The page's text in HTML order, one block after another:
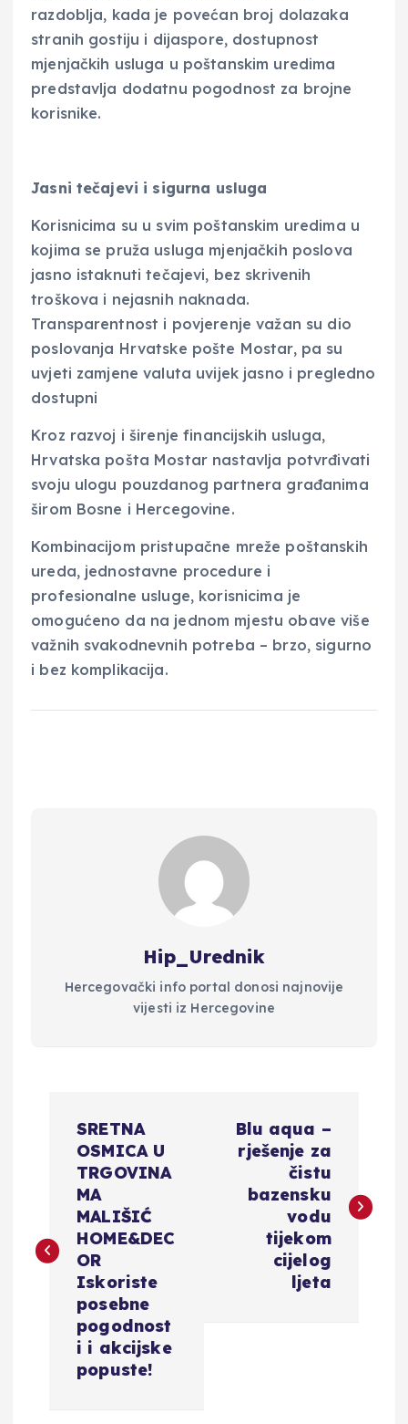
razdoblja, kada je povećan broj dolazaka
stranih gostiju i dijaspore, dostupnost
mjenjačkih usluga u poštanskim uredima
predstavlja dodatnu pogodnost za brojne
korisnike.
Jasni tečajevi i sigurna usluga
Korisnicima su u svim poštanskim uredima u
kojima se pruža usluga mjenjačkih poslova
jasno istaknuti tečajevi, bez skrivenih
troškova i nejasnih naknada.
Transparentnost i povjerenje važan su dio
poslovanja Hrvatske pošte Mostar, pa su
uvjeti zamjene valuta uvijek jasno i pregledno
dostupni
Kroz razvoj i širenje financijskih usluga,
Hrvatska pošta Mostar nastavlja potvrđivati
svoju ulogu pouzdanog partnera građanima
širom Bosne i Hercegovine.
Kombinacijom pristupačne mreže poštanskih
ureda, jednostavne procedure i
profesionalne usluge, korisnicima je
omogućeno da na jednom mjestu obave više
važnih svakodnevnih potreba – brzo, sigurno
i bez komplikacija.
Hip_Urednik
Hercegovački info portal donosi najnovije
vijesti iz Hercegovine
i
SRETNA
OSMICA U
TRGOVINA
MA
MALIŠIĆ
HOME&DEC
OR
Iskoriste
posebne
pogodnost
i i akcijske
popuste!
Blu aqua –
rješenje za
čistu
bazensku
vodu
tijekom
cijelog
ljeta